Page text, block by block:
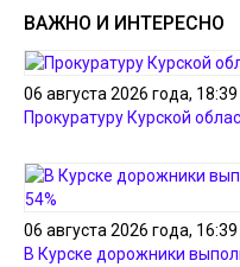
ВАЖНО И ИНТЕРЕСНО
06 августа 2026 года, 18:39
Прокуратуру Курской
06 августа 2026 года, 16:39
В Курске дорожники